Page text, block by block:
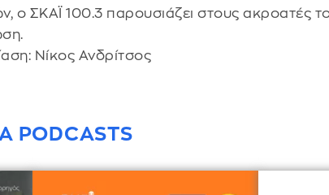
ο ΣΚΑΪ 100.3 παρουσιάζει στους ακροατές
Νίκος Ανδρίτσος
PODCASTS